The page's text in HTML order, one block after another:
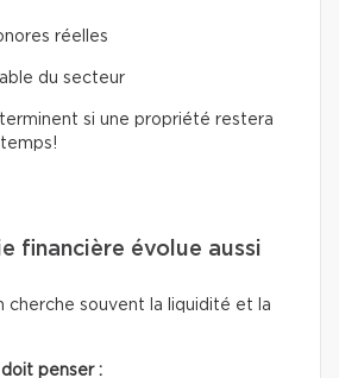
réelles
du secteur
si une propriété restera
financière évolue aussi
cherche souvent la liquidité et la
penser :